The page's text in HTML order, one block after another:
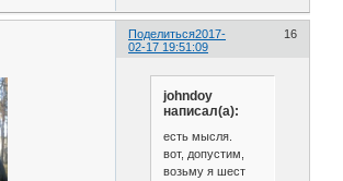
Поделиться 16
2017-
02-17 19:51:09
johndoy
написал(а):
есть мысля.
вот, допустим,
возьму я шест